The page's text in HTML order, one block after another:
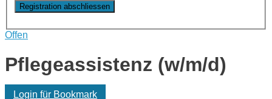
Offen
Pflegeassistenz (w/m/d)
Login für Bookmark